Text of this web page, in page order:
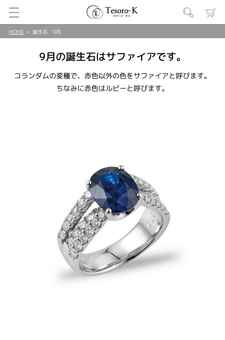
HOME 誕生石 9月
9月の誕生石はサファイアです。
コランダムの変種で、赤色以外の色をサファイアと呼びます。
ちなみに赤色はルビーと呼びます。